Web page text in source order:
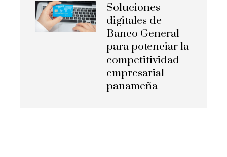
Soluciones
digitales de
Banco General
para potenciar la
competitividad
empresarial
panameña